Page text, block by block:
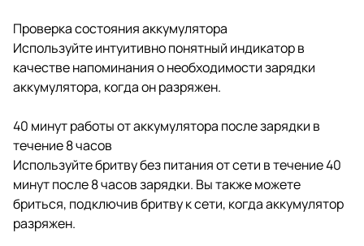
Проверка состояния аккумулятора
Используйте интуитивно понятный индикатор в
качестве напоминания о необходимости зарядки
аккумулятора, когда он разряжен.
40 минут работы от аккумулятора после зарядки в
течение 8 часов
Используйте бритву без питания от сети в течение 40
минут после 8 часов зарядки. Вы также можете
бриться, подключив бритву к сети, когда аккумулятор
разряжен.